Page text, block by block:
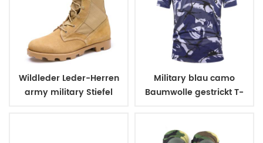
Wildleder Leder-Herren
army military Stiefel
Military blau camo
Baumwolle gestrickt T-